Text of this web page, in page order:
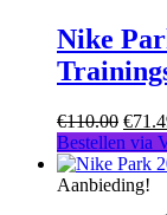
Nike
€110.00
prijs
was:
€
Bestellen via
Aanbieding!